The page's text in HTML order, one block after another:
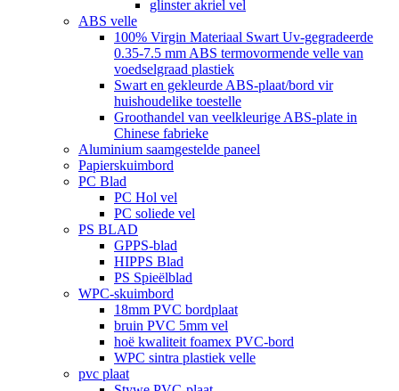
glinster akriel vel
ABS velle
100% Virgin Materiaal Swart Uv-gegradeerde
0.35-7.5 mm ABS termovormende velle van
voedselgraad plastiek
Swart en gekleurde ABS-plaat/bord vir
huishoudelike toestelle
Groothandel van veelkleurige ABS-plate in
Chinese fabrieke
Aluminium saamgestelde paneel
Papierskuimbord
PC Blad
PC Hol vel
PC soliede vel
PS BLAD
GPPS-blad
HIPPS Blad
PS Spieëlblad
WPC-skuimbord
18mm PVC bordplaat
bruin PVC 5mm vel
hoë kwaliteit foamex PVC-bord
WPC sintra plastiek velle
pvc plaat